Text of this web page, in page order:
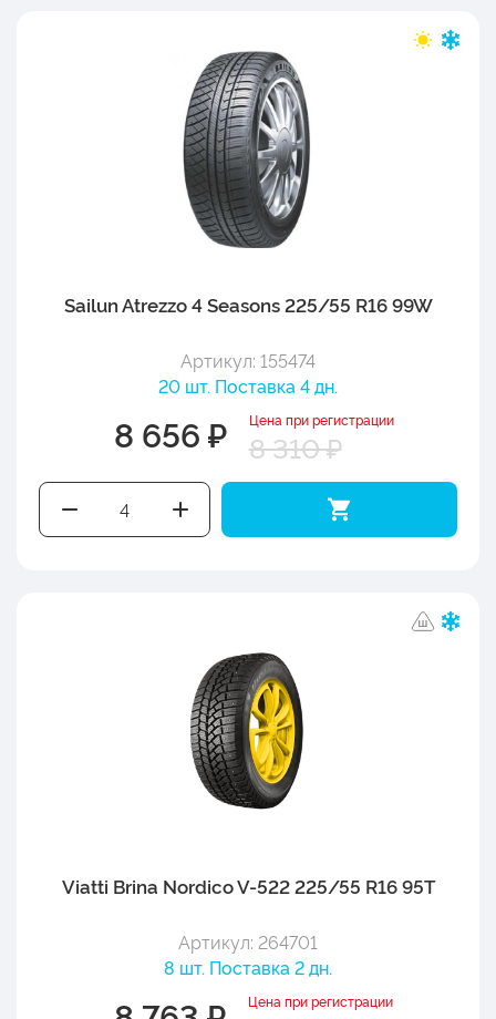
Sailun Atrezzo 4 Seasons 225/55 R16 99W
Артикул: 155474
20 шт. Поставка 4 дн.
8 656 ₽ Цена при регистрации
8 310 ₽
Viatti Brina Nordico V-522 225/55 R16 95T
Артикул: 264701
8 шт. Поставка 2 дн.
Цена при регистрации